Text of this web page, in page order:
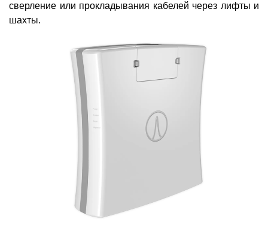
сверление или прокладывания кабелей через лифты и
шахты.